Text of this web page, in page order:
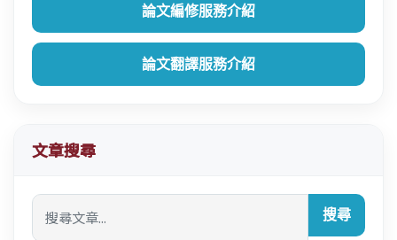
論文編修服務介紹
論文翻譯服務介紹
文章搜尋
搜尋